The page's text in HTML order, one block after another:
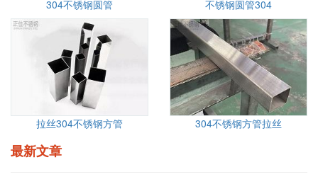
304不锈钢圆管 不锈钢圆管304
拉丝304不锈钢方管 304不锈钢方管拉丝
最新文章